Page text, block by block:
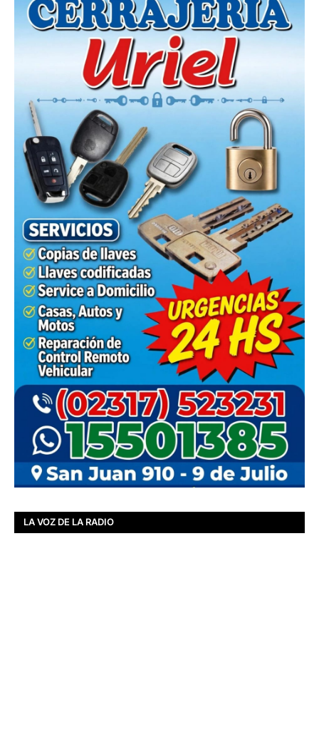
LA VOZ DE LA RADIO